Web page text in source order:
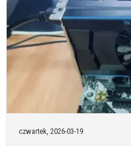
czwartek,2026-03-19